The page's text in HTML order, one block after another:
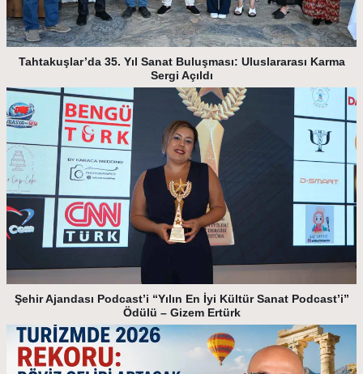
Tahtakuşlar’da 35. Yıl Sanat Buluşması: Uluslararası Karma
Sergi Açıldı
Şehir Ajandası Podcast’i “Yılın En İyi Kültür Sanat Podcast’i”
Ödülü – Gizem Ertürk